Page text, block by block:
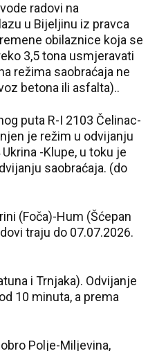
radovi na
u Bijeljinu iz pravca
obilaznice koja se
3,5 tona usmjeravati
režima saobraćaja ne
betona ili asfalta)..
puta R-I 2103 Čelinac-
je režim u odvijanju
-Klupe, u toku je
saobraćaja. (do
(Foča)-Hum (Šćepan
traju do 07.07.2026.
i Trnjaka). Odvijanje
10 minuta, a prema
Polje-Miljevina,